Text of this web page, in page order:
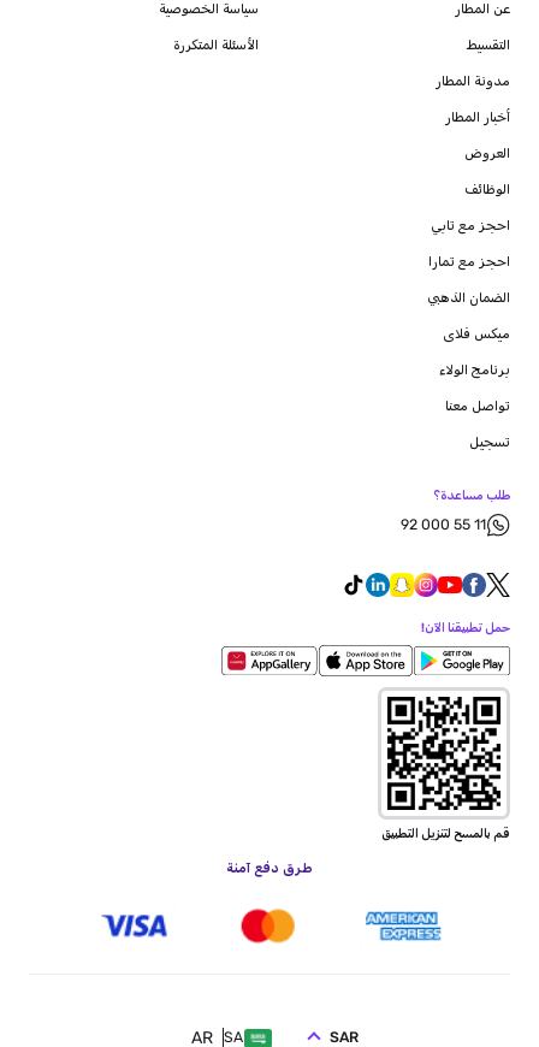
عن المطار
التقسيط
مدونة المطار
أخبار المطار
العروض
الوظائف
احجز مع تابي
احجز مع تمارا
الضمان الذهبي
ميكس فلاى
برنامج الولاء
سياسة الخصوصية
الأسئلة المتكررة
تواصل معنا
تسجيل
طلب مساعدة؟
92 000 55 11
حمل تطبيقنا الآن!
قم بالمسح لتنزيل التطبيق
طرق دفع آمنة
SA
AR SAR